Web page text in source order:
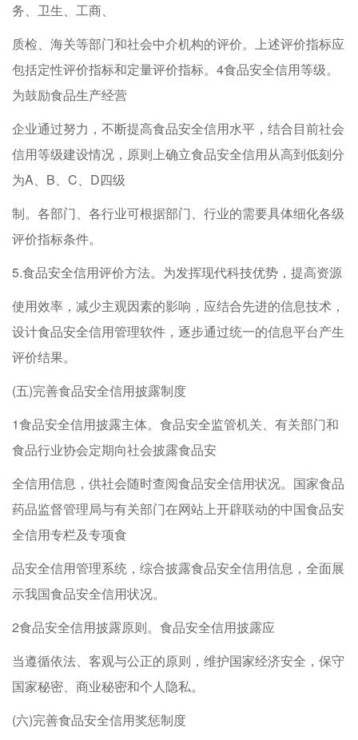
务、卫生、工商、
质检、海关等部门和社会中介机构的评价。上述评价指标应
包括定性评价指标和定量评价指标。4食品安全信用等级。
为鼓励食品生产经营
企业通过努力，不断提高食品安全信用水平，结合目前社会
信用等级建设情况，原则上确立食品安全信用从高到低刻分
为A、B、C、D四级
制。各部门、各行业可根据部门、行业的需要具体细化各级
评价指标条件。
5.食品安全信用评价方法。为发挥现代科技优势，提高资源
使用效率，减少主观因素的影响，应结合先进的信息技术，
设计食品安全信用管理软件，逐步通过统一的信息平台产生
评价结果。
(五)完善食品安全信用披露制度
1食品安全信用披露主体。食品安全监管机关、有关部门和
食品行业协会定期向社会披露食品安
全信用信息，供社会随时查阅食品安全信用状况。国家食品
药品监督管理局与有关部门在网站上开辟联动的中国食品安
全信用专栏及专项食
品安全信用管理系统，综合披露食品安全信用信息，全面展
示我国食品安全信用状况。
2食品安全信用披露原则。食品安全信用披露应
当遵循依法、客观与公正的原则，维护国家经济安全，保守
国家秘密、商业秘密和个人隐私。
(六)完善食品安全信用奖惩制度